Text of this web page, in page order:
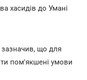
хасидів до Умані
що для
пом'якшені умови